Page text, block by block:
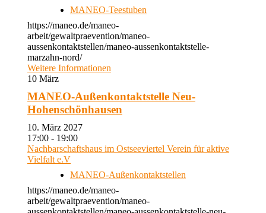
MANEO-Teestuben
https://maneo.de/maneo-
arbeit/gewaltpraevention/maneo-
aussenkontaktstellen/maneo-aussenkontaktstelle-
marzahn-nord/
Weitere Informationen
10 März
MANEO-Außenkontaktstelle Neu-
Hohenschönhausen
10. März 2027
17:00 - 19:00
Nachbarschaftshaus im Ostseeviertel Verein für aktive
Vielfalt e.V
MANEO-Außenkontaktstellen
https://maneo.de/maneo-
arbeit/gewaltpraevention/maneo-